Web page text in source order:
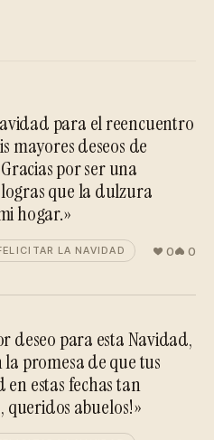
para el reencuentro
mayores deseos de
por ser una
que la dulzura
hogar.»
LA NAVIDAD 0 0
deseo para esta Navidad,
promesa de que tus
estas fechas tan
queridos abuelos!»